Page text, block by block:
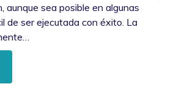
aunque sea posible en algunas
de ser ejecutada con éxito. La